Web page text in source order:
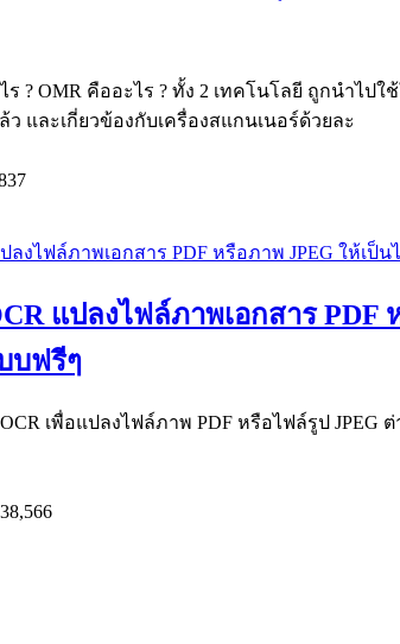
ร ? OMR คืออะไร ? ทั้ง 2 เทคโนโลยี ถูกนำไปใ
และเกี่ยวข้องกับเครื่องสแกนเนอร์ด้วยละ
แปลงไฟล์ภาพเอกสาร PDF
บฟรีๆ
เพื่อแปลงไฟล์ภาพ PDF หรือไฟล์รูป JPEG
38,566